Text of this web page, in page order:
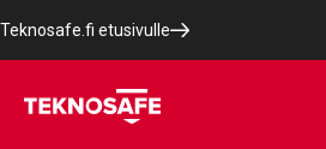
Teknosafe.fi etusivulle